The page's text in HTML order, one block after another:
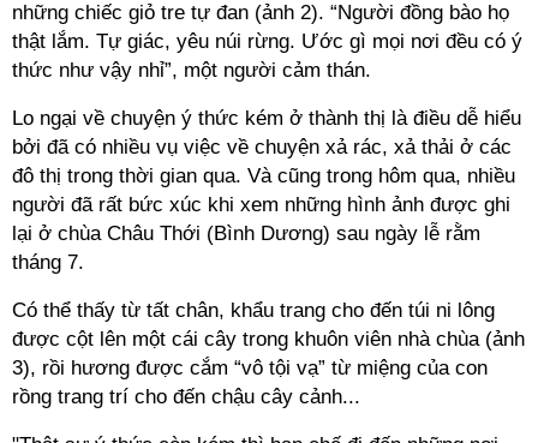
những chiếc giỏ tre tự đan (ảnh 2). “Người đồng bào họ
thật lắm. Tự giác, yêu núi rừng. Ước gì mọi nơi đều có ý
thức như vậy nhỉ”, một người cảm thán.
Lo ngại về chuyện ý thức kém ở thành thị là điều dễ hiểu
bởi đã có nhiều vụ việc về chuyện xả rác, xả thải ở các
đô thị trong thời gian qua. Và cũng trong hôm qua, nhiều
người đã rất bức xúc khi xem những hình ảnh được ghi
lại ở chùa Châu Thới (Bình Dương) sau ngày lễ rằm
tháng 7.
Có thể thấy từ tất chân, khẩu trang cho đến túi ni lông
được cột lên một cái cây trong khuôn viên nhà chùa (ảnh
3), rồi hương được cắm “vô tội vạ” từ miệng của con
rồng trang trí cho đến chậu cây cảnh...